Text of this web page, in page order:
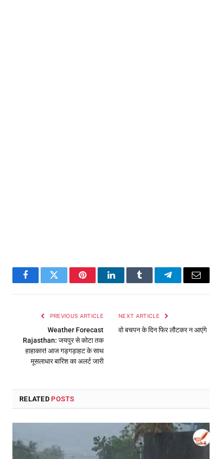
FacebookTwitter PinterestLinkedInTumblr TelegramEmail
PREVIOUS ARTICLE
Weather Forecast
Rajasthan: जयपुर से कोटा तक
हाहाकार! आज गड़गड़ाहट के साथ
मूसलाधार बारिश का अलर्ट जारी
NEXT ARTICLE
वो बचपन के दिन फिर लौटकर न आएंगे
RELATED POSTS